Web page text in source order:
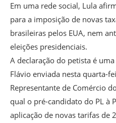
Em uma rede social, Lula
para a imposição de novas
brasileiras pelos EUA, nem
eleições presidenciais.
A declaração do petista é
Flávio enviada nesta quarta-
Representante de Comércio
qual o pré-candidato do PL à
aplicação de novas tarifas de